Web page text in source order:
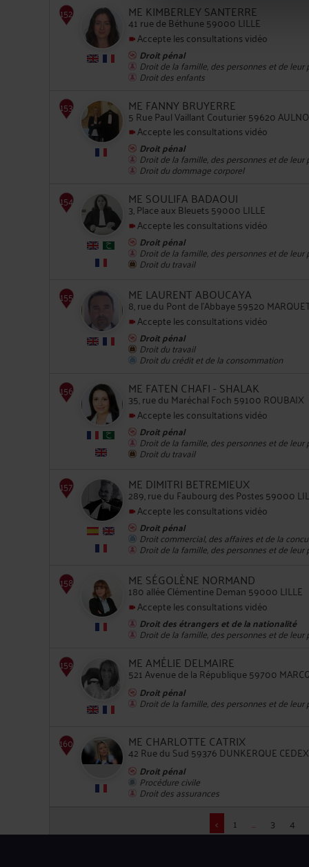
150
151
152
ME KIMBERLEY SANTERRE
41 rue de Béthune 59000 LILLE
Accepte les consultations vidéo
Droit pénal
Droit de la famille, des personnes et de
Droit des enfants
ME FANNY BRUYERRE
5 Rue Paul Vaillant Couturier 59620
Accepte les consultations vidéo
Droit pénal
Droit de la famille, des personnes et de
Droit du dommage corporel
ME SOULIFA BADAOUI
3, Place aux Bleuets 59000 LILLE
Accepte les consultations vidéo
Droit pénal
Droit de la famille, des personnes et de
Droit du travail
155
ME LAURENT ABOUCAYA
8, rue du Pont de l'Abbaye 59520
Accepte les consultations vidéo
Droit pénal
Droit du travail
Droit du crédit et de la consommation
ME FATEN CHAFI - SHALAK
35, rue du Maréchal Foch 59100 ROUBAIX
Accepte les consultations vidéo
Droit pénal
Droit de la famille, des personnes et de
Droit du travail
ME DIMITRI BETREMIEUX
289, rue du Faubourg des Postes 59000
Accepte les consultations vidéo
Droit pénal
Droit commercial, des affaires et de la
Droit de la famille, des personnes et de
ME SÉGOLÈNE NORMAND
180 allée Clémentine Deman 59000 LILLE
Accepte les consultations vidéo
Droit des étrangers et de la nationalité
Droit de la famille, des personnes et de
ME AMÉLIE DELMAIRE
521 Avenue de la République 59700
Droit pénal
Droit de la famille, des personnes et de
ME CHARLOTTE CATRIX
42 Rue du Sud 59376 DUNKERQUE
Droit pénal
Procédure civile
Droit des assurances
<
1 ... 3 4